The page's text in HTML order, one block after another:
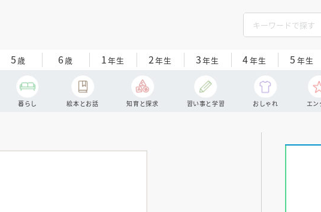
5歳 6歳 1年生 2年生 3年生 4年生 5 年生
暮らし 絵本とお話 知育と探求 習い事と学習 おしゃれ エン